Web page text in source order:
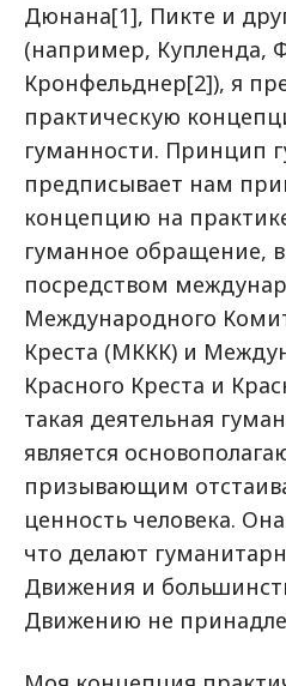
Дюнана[1], Пикте и
(например, Купленда,
Кронфельднер[2]), я
практическую
гуманности. Принцип
предписывает нам
концепцию на
гуманное обращение,
посредством
Международного
Креста (МККК) и
Красного Креста и
такая деятельная
является
призывающим
ценность человека.
что делают
Движения и
Движению не